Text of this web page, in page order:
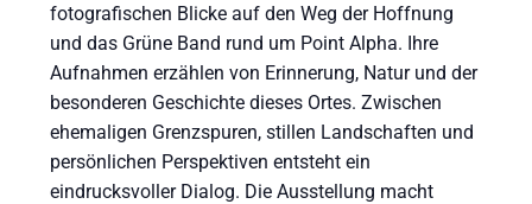
fotografischen Blicke auf den Weg der Hoffnung
und das Grüne Band rund um Point Alpha. Ihre
Aufnahmen erzählen von Erinnerung, Natur und der
besonderen Geschichte dieses Ortes. Zwischen
ehemaligen Grenzspuren, stillen Landschaften und
persönlichen Perspektiven entsteht ein
eindrucksvoller Dialog. Die Ausstellung macht